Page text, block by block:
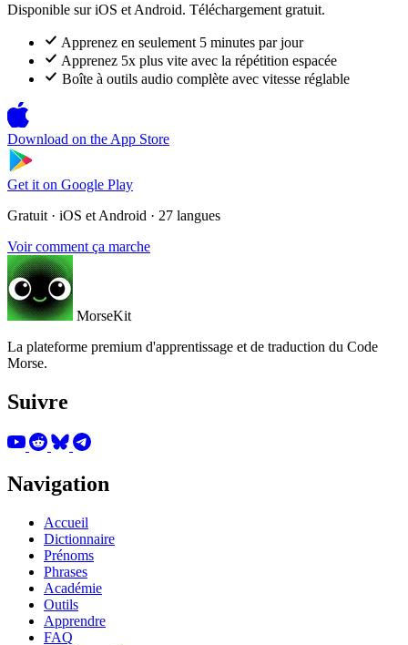
Disponible sur iOS et Android. Téléchargement gratuit.
Apprenez en seulement 5 minutes par jour
Apprenez 5x plus vite avec la répétition espacée
Boîte à outils audio complète avec vitesse réglable
Download on the App Store
Get it on Google Play
Gratuit · iOS et Android · 27 langues
Voir comment ça marche
MorseKit
La plateforme premium d'apprentissage et de traduction du Code
Morse.
Suivre
Navigation
Accueil
Dictionnaire
Prénoms
Phrases
Académie
Outils
Apprendre
FAQ